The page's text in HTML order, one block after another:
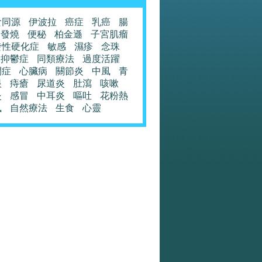
源 伊波拉 癌症 乳癌
腸
發燒
便秘 柏金遜
子宮肌瘤
硬化症
敏感 濕疹
念珠
抑鬱症
同類療法
過度活躍
心臟病 關節炎 中風
青
痔瘡 尿道炎 肚瀉
咳嗽
感冒 中耳炎 嘔吐
花粉熱
自然療法 生食 心靈